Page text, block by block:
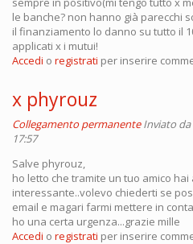
le banche? non hanno già parecchi
il finanziamento lo danno su tutto il
applicati x i mutui!
Accedi o registrati per inserire
x phyrouz
Collegamento permanente Inviato da
17:57
Salve phyrouz,
ho letto che tramite un tuo amico
interessante..volevo chiederti se
email e magari farmi mettere in
ho una certa urgenza...grazie mille
Accedi o registrati per inserire